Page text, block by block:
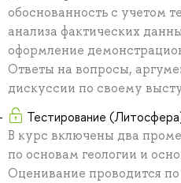
обоснованность с учетом
анализа фактических
оформление
Ответы на вопросы,
дискуссии по своему
Тестирование
В курс включены два
по основам геологии и
Оценивание проводится